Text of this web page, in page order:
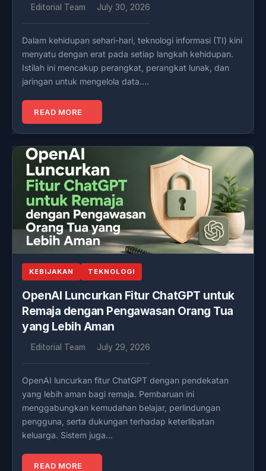
Editorial Team July 30, 2026
Dalam kehidupan sehari-hari, teknologi informasi (TI) kini
menyatu dengan erat pada setiap langkah kehidupan.
Istilah ini mencakup perangkat, perangkat lunak, dan
jaringan untuk mengelola data….
READ MORE
KEBIJAKAN TEKNOLOGI
OpenAI Luncurkan Fitur ChatGPT untuk
Remaja dengan Pengawasan Orang Tua
yang Lebih Aman
Editorial Team July 29, 2026
OpenAI luncurkan fitur ChatGPT dengan pendekatan
yang lebih aman bagi remaja. Pembaruan ini
menggabungkan kemudahan belajar, perlindungan
pengguna, serta dukungan terhadap keterlibatan
keluarga. Sistem juga…
READ MORE